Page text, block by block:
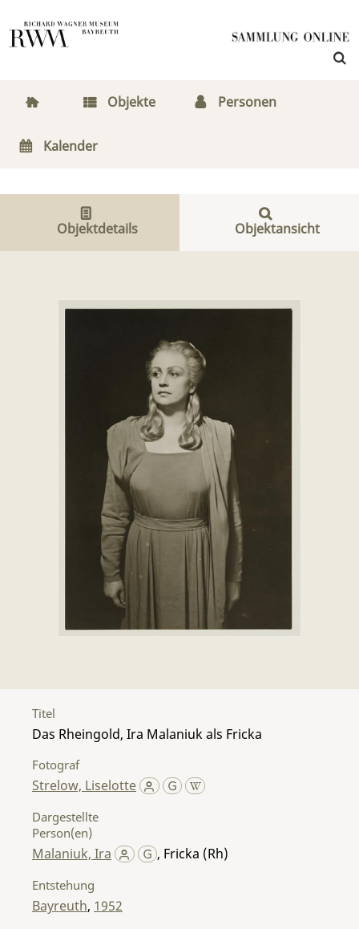
Objekte Personen
Kalender
Objektdetails Objektansicht
Titel
Das Rheingold, Ira Malaniuk als Fricka
Fotograf
Strelow, Liselotte
Dargestellte
Person(en)
Malaniuk, Ira , Fricka (Rh)
Entstehung
Bayreuth, 1952